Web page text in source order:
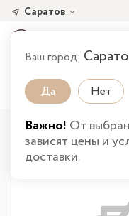
Саратов
Ваш город:
Да Нет
Важно! От
зависят цены и
доставки.
Главная Каталог
Пуфы и банкетки
Пуф